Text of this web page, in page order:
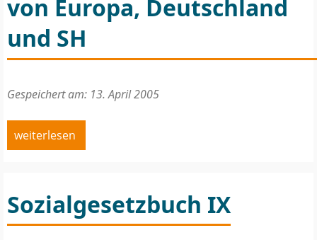
von Europa, Deutschland
und SH
Gespeichert am: 13. April 2005
weiterlesen
Sozialgesetzbuch IX